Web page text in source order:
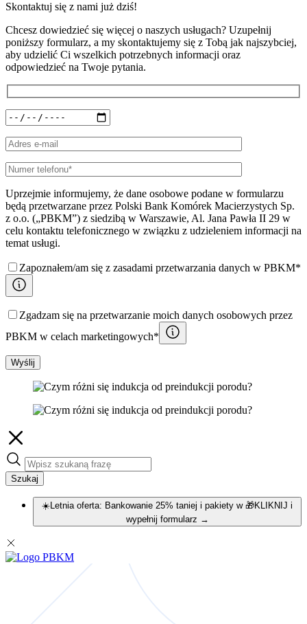
Skontaktuj się z nami już dziś!
Chcesz dowiedzieć się więcej o naszych usługach? Uzupełnij
poniższy formularz, a my skontaktujemy się z Tobą jak najszybciej,
aby udzielić Ci wszelkich potrzebnych informacji oraz
odpowiedzieć na Twoje pytania.
Uprzejmie informujemy, że dane osobowe podane w formularzu
będą przetwarzane przez Polski Bank Komórek Macierzystych Sp.
z o.o. („PBKM”) z siedzibą w Warszawie, Al. Jana Pawła II 29 w
celu kontaktu telefonicznego w związku z udzieleniem informacji na
temat usługi.
Zapoznałem/am się z zasadami przetwarzania danych w PBKM*
Zgadzam się na przetwarzanie moich danych osobowych przez
PBKM w celach marketingowych*
Wyślij
Szukaj
☀️Letnia oferta: Bankowanie 25% taniej i pakiety w 🎁KLIKNIJ i
wypełnij formularz →